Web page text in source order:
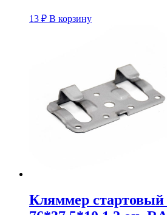
13 ₽ В корзину
Кляммер